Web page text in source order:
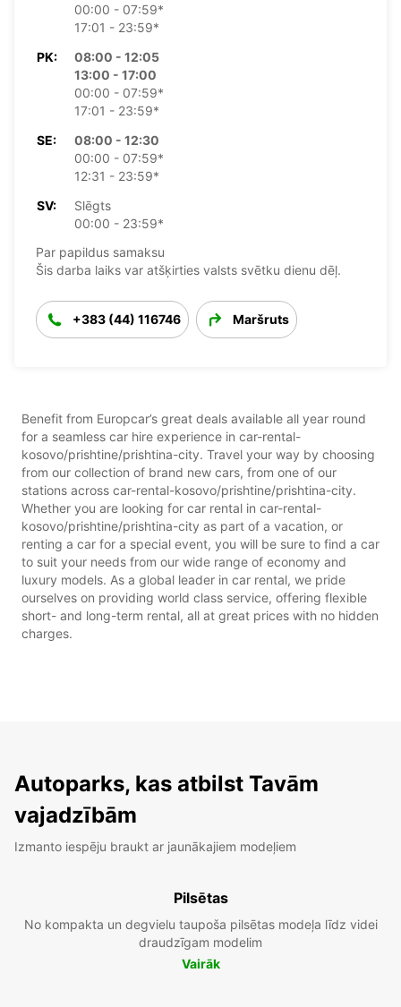
00:00 - 07:59*
17:01 - 23:59*
PK:
08:00 - 12:05
13:00 - 17:00
00:00 - 07:59*
17:01 - 23:59*
SE:
08:00 - 12:30
00:00 - 07:59*
12:31 - 23:59*
SV:
Slēgts
00:00 - 23:59*
Par papildus samaksu
Šis darba laiks var atšķirties valsts svētku dienu dēļ.
+383 (44) 116746 Maršruts
Benefit from Europcar’s great deals available all year round
for a seamless car hire experience in car-rental-
kosovo/prishtine/prishtina-city. Travel your way by choosing
from our collection of brand new cars, from one of our
stations across car-rental-kosovo/prishtine/prishtina-city.
Whether you are looking for car rental in car-rental-
kosovo/prishtine/prishtina-city as part of a vacation, or
renting a car for a special event, you will be sure to find a car
to suit your needs from our wide range of economy and
luxury models. As a global leader in car rental, we pride
ourselves on providing world class service, offering flexible
short- and long-term rental, all at great prices with no hidden
charges.
Autoparks, kas atbilst Tavām
vajadzībām
Izmanto iespēju braukt ar jaunākajiem modeļiem
Pilsētas
No kompakta un degvielu taupoša pilsētas modeļa līdz videi
draudzīgam modelim
Vairāk